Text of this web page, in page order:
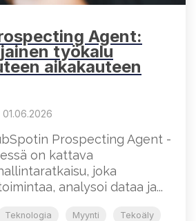
Agent:
työkalu
aikakauteen
01.06.2026
Prospecting Agent -
on kattava
joka
analysoi dataa ja...
Teknologia Myynti Tekoäly